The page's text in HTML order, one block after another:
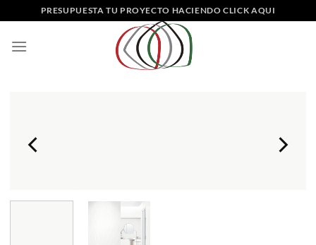
al
contenido
PRESUPUESTA TU PROYECTO HACIENDO CLICK AQUI